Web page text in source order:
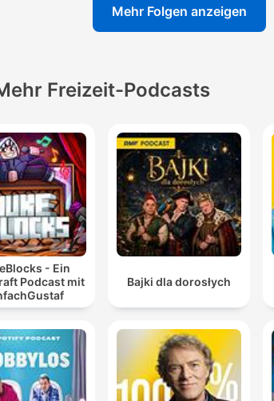
Mehr Folgen anzeigen
Freizeit-Podcasts
- Ein
Podcast mit
Bajki dla dorosłych